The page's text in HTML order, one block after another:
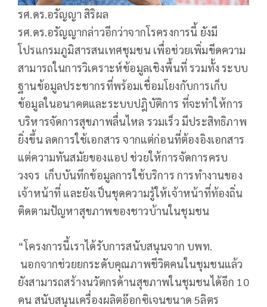
รศ.ดร.อรัญญา สิริผล
รศ.ดร.อรัญญากล่าวอีกว่าจากโรครงการนี้ ยังมี
โปรแกรมภูมิสารสนเทศชุมชน เพื่อช่วยเพิ่มขีดความ
สามารถในการวิเคราะห์ข้อมูลเชิงพื้นที่ รวมทั้ง ระบบ
ฐานข้อมูลประชากรที่พร้อมเชื่อมโยงกับการเก็บ
ข้อมูลในอนาคตและระบบปฎิบัติการ ที่จะทำให้การ
บริหารจัดการสุขภาพลื่นไหล รวมเร็ว มีประสิทธิภาพ
ยิ่งขึ้น ลดการใช้เอกสาร จากแต่ก่อนที่ต้องอิงเอกสาร
แต่ความทันสมัยของแอป ช่วยให้การจัดการครบ
วงจร เก็บบันทึกข้อมูลการใช้บริการ การทำงานของ
เจ้าหน้าที่ และยังเป็นชุดความรู้ให้เจ้าหน้าที่ท้องถิ่น
ติดตามปัญหาสุขภาพของชาวบ้านในชุมชน
“โครงการนี้เราได้รับการสนับสนุนจาก บพท.
นอกจากช่วยยกระดับคุณภาพชีวิตคนในชุมชนแล้ว
ยังสามารถสร้างนวัตกรด้านสุขภาพในชุมชนได้อีก 10
คน สนับสนุนเครื่องผลิตอ๊อกซิเจนขนาด 5ลิตร